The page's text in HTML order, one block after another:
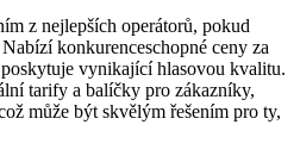
z nejlepších operátorů, pokud
konkurenceschopné ceny za
vynikající hlasovou kvalitu.
tarify a balíčky pro zákazníky,
může být skvělým řešením pro ty,